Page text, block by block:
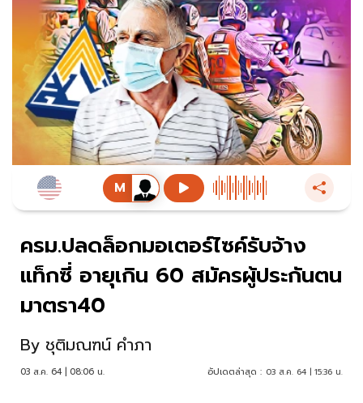
ครม.ปลดล็อกมอเตอร์ไซค์รับจ้าง
แท็กซี่ อายุเกิน 60 สมัครผู้ประกันตน
มาตรา40
By ชุติมณฑน์ คำภา
03 ส.ค. 64 | 08:06 น. อัปเดตล่าสุด : 03 ส.ค. 64 | 15:36 น.